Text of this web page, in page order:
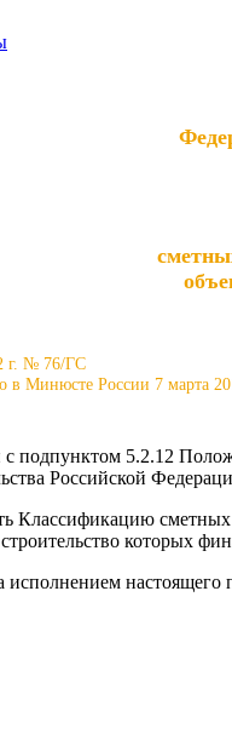
г. № 76/ГС
в Минюсте России 7 марта
с подпунктом 5.2.12
Российской
Классификацию
строительство которых
исполнением настоящего